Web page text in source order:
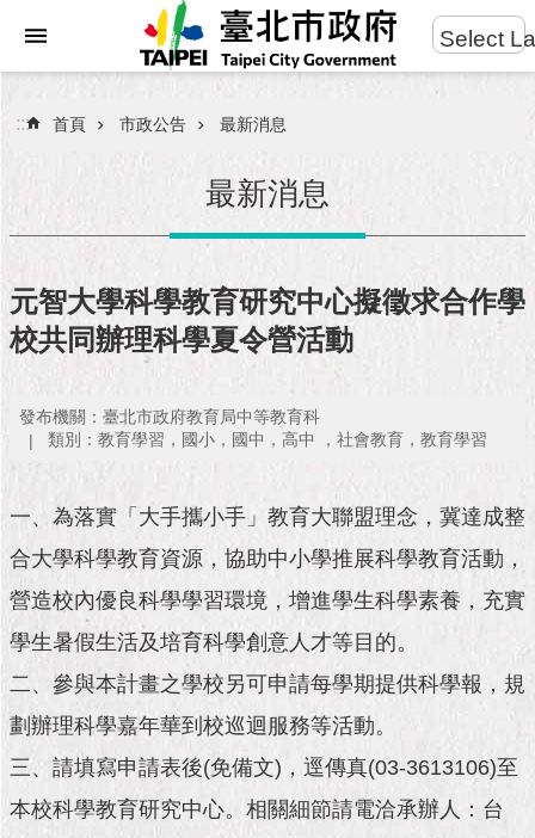
進
搜
民
服
務
府
團
隊
政
公
告
施
政
願
及
成
果
Select
::: 首頁 市政公告 最新消息
最新消息
元智大學科學教育研究中心擬徵求合作學
校共同辦理科學夏令營活動
發布機關：臺北市政府教育局中等教育科
類別：教育學習，國小，國中，高中 ，社會教育，教育學習
一、為落實「大手攜小手」教育大聯盟理念，冀達成整
合大學科學教育資源，協助中小學推展科學教育活動，
營造校內優良科學學習環境，增進學生科學素養，充實
學生暑假生活及培育科學創意人才等目的。
二、參與本計畫之學校另可申請每學期提供科學報，規
劃辦理科學嘉年華到校巡迴服務等活動。
三、請填寫申請表後(免備文)，逕傳真(03-3613106)至
本校科學教育研究中心。相關細節請電洽承辦人：台